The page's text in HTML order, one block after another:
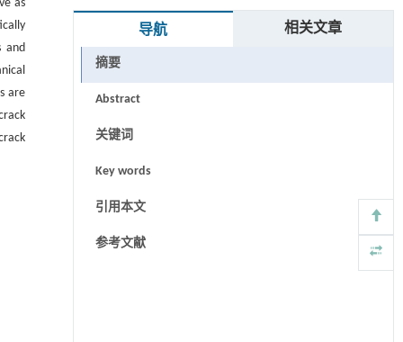
as
and
are
导航 相关文章
摘要
Abstract
关键词
Key words
引用本文
参考文献